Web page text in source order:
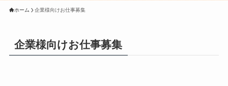
ホーム 企業様向けお仕事募集
企業様向けお仕事募集